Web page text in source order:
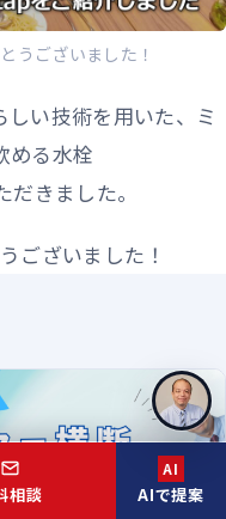
うございました！
い技術を用いた、ミ
める水栓
きました。
ございました！
相談
AI
AIで提案